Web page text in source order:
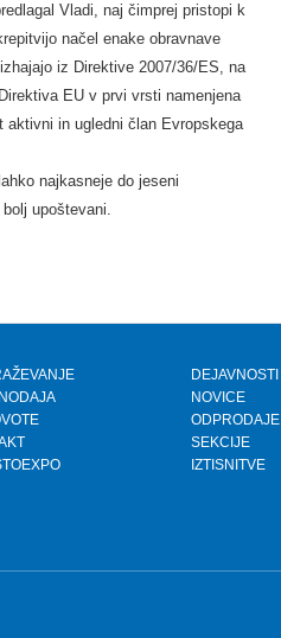
Vladi, naj čimprej pristopi k
načel enake obravnave
iz Direktive 2007/36/ES, na
EU v prvi vrsti namenjena
in ugledni član Evropskega
najkasneje do jeseni
upoštevani.
DEJAVNOSTI
NOVICE
ODPRODAJE
SEKCIJE
IZTISNITVE